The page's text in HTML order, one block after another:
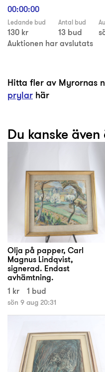
00:00:00
Ledande bud
130 kr
Antal bud
13 bud
Auktionen har avslutats
Hitta fler av Myrornas
prylar här
Du kanske
Olja på papper, Carl
Magnus Lindqvist,
signerad. Endast
avhämtning.
1 kr
1 bud
sön 9 aug 20:31